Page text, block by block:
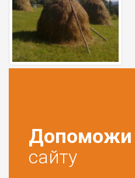
Допоможи
сайту